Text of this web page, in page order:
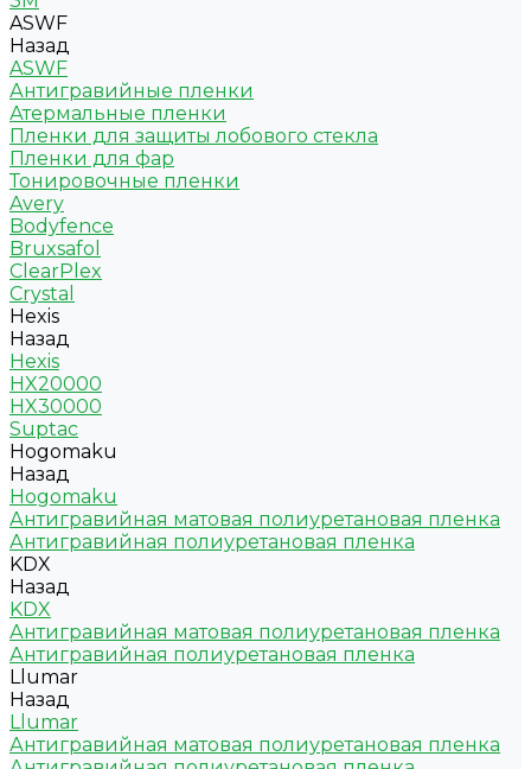
ASWF
Назад
ASWF
Антигравийные пленки
Атермальные пленки
Пленки для защиты лобового стекла
Пленки для фар
Тонировочные пленки
Avery
Bodyfence
Bruxsafol
ClearPlex
Crystal
Hexis
Назад
Hexis
HX20000
HX30000
Suptac
Hogomaku
Назад
Hogomaku
Антигравийная матовая полиуретановая пленка
Антигравийная полиуретановая пленка
KDX
Назад
KDX
Антигравийная матовая полиуретановая пленка
Антигравийная полиуретановая пленка
Llumar
Назад
Llumar
Антигравийная матовая полиуретановая пленка